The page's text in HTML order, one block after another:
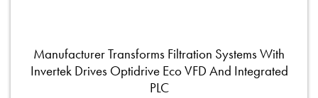
Manufacturer Transforms Filtration Systems With
Invertek Drives Optidrive Eco VFD And Integrated
PLC